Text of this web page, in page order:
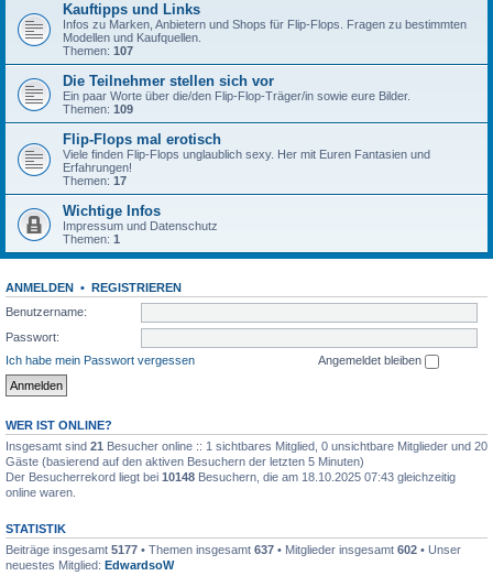
Kauftipps und Links
Infos zu Marken, Anbietern und Shops für Flip-Flops. Fragen zu bestimmten
Modellen und Kaufquellen.
Themen: 107
Die Teilnehmer stellen sich vor
Ein paar Worte über die/den Flip-Flop-Träger/in sowie eure Bilder.
Themen: 109
Flip-Flops mal erotisch
Viele finden Flip-Flops unglaublich sexy. Her mit Euren Fantasien und
Erfahrungen!
Themen: 17
Wichtige Infos
Impressum und Datenschutz
Themen: 1
ANMELDEN • REGISTRIEREN
Benutzername:
Passwort:
Ich habe mein Passwort vergessen
Angemeldet bleiben
WER IST ONLINE?
Insgesamt sind 21 Besucher online :: 1 sichtbares Mitglied, 0 unsichtbare Mitglieder und 20
Gäste (basierend auf den aktiven Besuchern der letzten 5 Minuten)
Der Besucherrekord liegt bei 10148 Besuchern, die am 18.10.2025 07:43 gleichzeitig
online waren.
STATISTIK
Beiträge insgesamt 5177 • Themen insgesamt 637 • Mitglieder insgesamt 602 • Unser
neuestes Mitglied: EdwardsoW